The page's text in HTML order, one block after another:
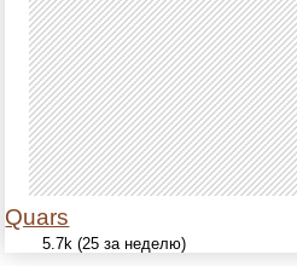
Quars
5.7k (25 за неделю)